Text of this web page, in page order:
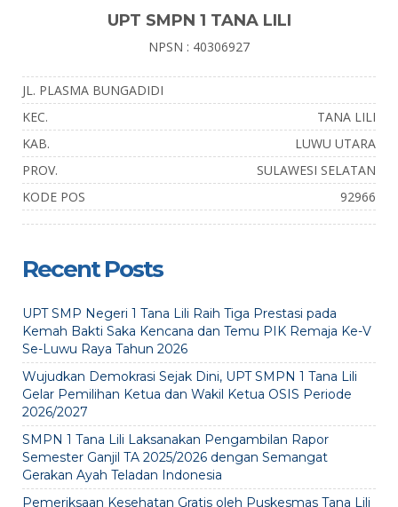
UPT SMPN 1 TANA LILI
NPSN : 40306927
JL. PLASMA BUNGADIDI
KEC.
TANA LILI
KAB.
LUWU UTARA
PROV.
SULAWESI SELATAN
KODE POS
92966
Recent Posts
UPT SMP Negeri 1 Tana Lili Raih Tiga Prestasi pada
Kemah Bakti Saka Kencana dan Temu PIK Remaja Ke-V
Se-Luwu Raya Tahun 2026
Wujudkan Demokrasi Sejak Dini, UPT SMPN 1 Tana Lili
Gelar Pemilihan Ketua dan Wakil Ketua OSIS Periode
2026/2027
SMPN 1 Tana Lili Laksanakan Pengambilan Rapor
Semester Ganjil TA 2025/2026 dengan Semangat
Gerakan Ayah Teladan Indonesia
Pemeriksaan Kesehatan Gratis oleh Puskesmas Tana Lili